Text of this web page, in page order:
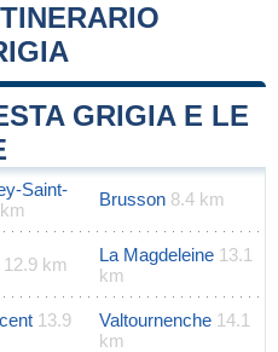
data ©
GRIGIA E LE
Saint-
Brusson 8.4 km
12.9 km La Magdeleine 13.1
km
13.9
Valtournenche 14.1
km